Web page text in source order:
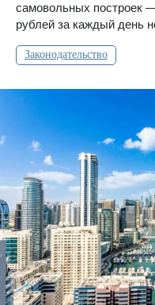
самовольных построек
рублей за каждый день
Законодательство